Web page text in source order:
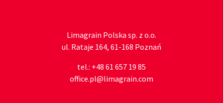
Limagrain Polska sp. z o.o.
ul. Rataje 164, 61-168 Poznań
tel.: +48 61 657 19 85
office.pl@limagrain.com